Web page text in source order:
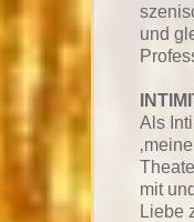
und
Als
mit
Liebe